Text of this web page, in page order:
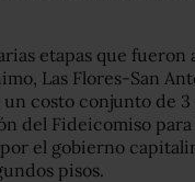
etapas que fueron
Las Flores-San
costo conjunto de
del Fideicomiso
el gobierno
pisos.